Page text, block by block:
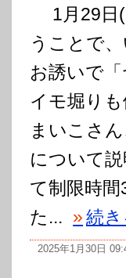
1月29日(
うことで
お誘いで
イモ堀り
まいこさ
について
て制限時
た... »続
2025年1月30日